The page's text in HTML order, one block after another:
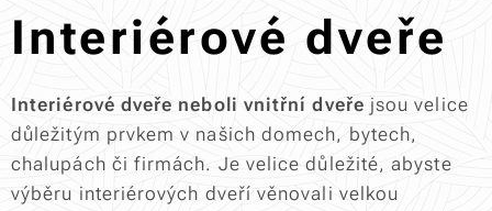
Interiérové dveře
Interiérové dveře neboli vnitřní dveře jsou velice
důležitým prvkem v našich domech, bytech,
chalupách či firmách. Je velice důležité, abyste
výběru interiérových dveří věnovali velkou